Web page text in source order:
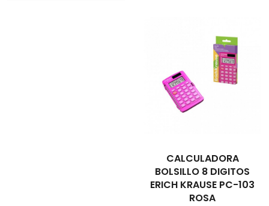
CALCULADORA
BOLSILLO 8 DIGITOS
ERICH KRAUSE PC-103
ROSA